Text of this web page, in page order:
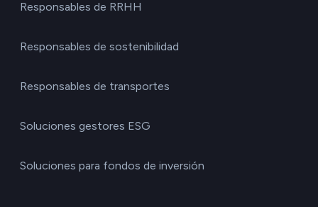
Responsables de RRHH
Responsables de sostenibilidad
Responsables de transportes
Soluciones gestores ESG
Soluciones para fondos de inversión